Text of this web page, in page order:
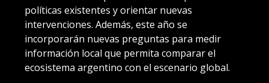
políticas existentes y orientar nuevas
intervenciones. Además, este año se
incorporarán nuevas preguntas para medir
información local que permita comparar el
ecosistema argentino con el escenario global.